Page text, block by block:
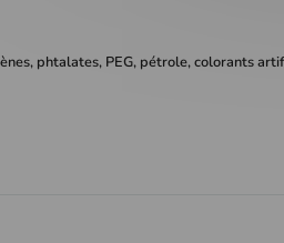
phtalates, PEG, pétrole, colorants